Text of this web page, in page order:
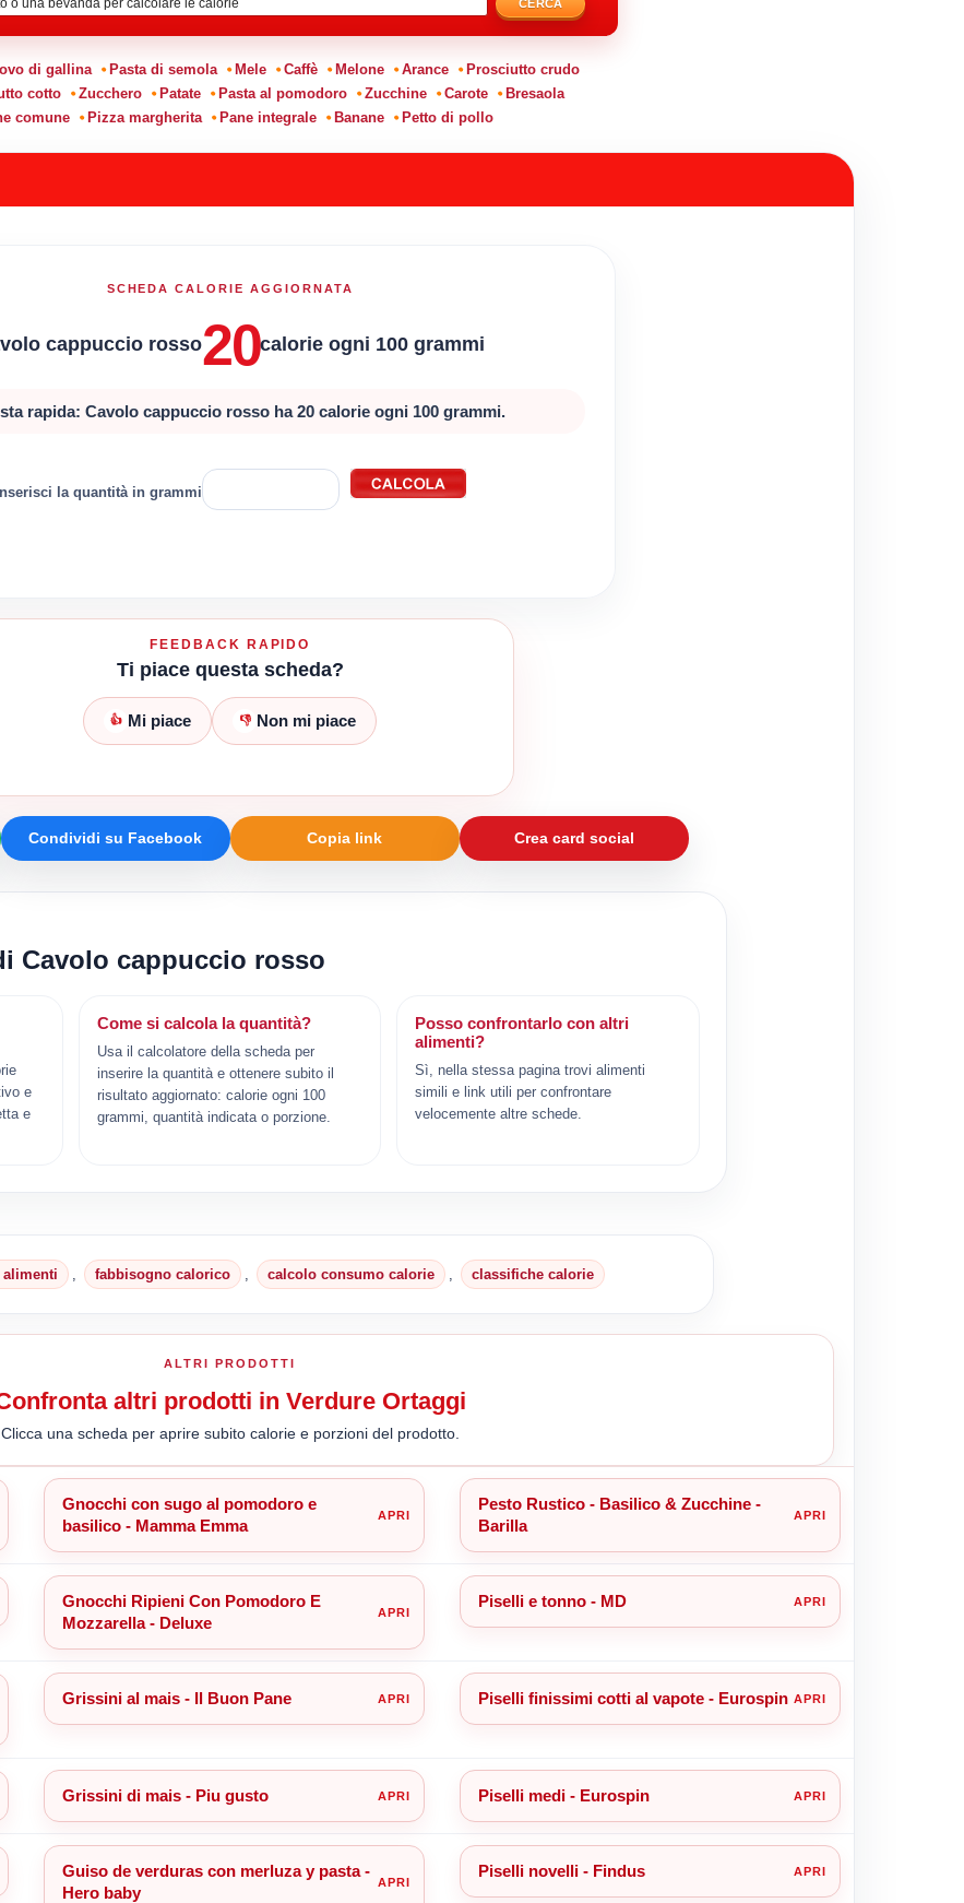
CERCA
di gallina Pasta di semola Mele Caffè Melone Arance
Prosciutto crudo
cotto Zucchero Patate Pasta al pomodoro Zucchine Carote
Bresaola
comune
Pizza margherita Pane integrale Banane Petto di pollo
SCHEDA CALORIE AGGIORNATA
cappuccio rosso20calorie ogni 100 grammi
rapida: Cavolo cappuccio rosso ha 20 calorie ogni 100 grammi.
la quantità in grammi
FEEDBACK RAPIDO
Ti piace questa scheda?
👍 Mi piace 👎 Non mi piace
Condividi su Facebook Copia link Crea card social
Cavolo cappuccio rosso
e
e
Come si calcola la quantità?
Usa il calcolatore della scheda per
inserire la quantità e ottenere subito il
risultato aggiornato: calorie ogni 100
grammi, quantità indicata o porzione.
Posso confrontarlo con altri
alimenti?
Sì, nella stessa pagina trovi alimenti
simili e link utili per confrontare
velocemente altre schede.
fabbisogno calorico calcolo consumo calorie classifiche calorie
ALTRI PRODOTTI
altri prodotti in Verdure Ortaggi
Clicca una scheda per aprire subito calorie e porzioni del prodotto.
Gnocchi con sugo al pomodoro e
basilico - Mamma Emma
Pesto Rustico - Basilico & Zucchine -
Barilla
Gnocchi Ripieni Con Pomodoro E
Mozzarella - Deluxe
Piselli e tonno - MD
Grissini al mais - Il Buon Pane Piselli finissimi cotti al vapote - Eurospin
Grissini di mais - Piu gusto Piselli medi - Eurospin
Guiso de verduras con merluza y pasta -
Hero baby
Piselli novelli - Findus